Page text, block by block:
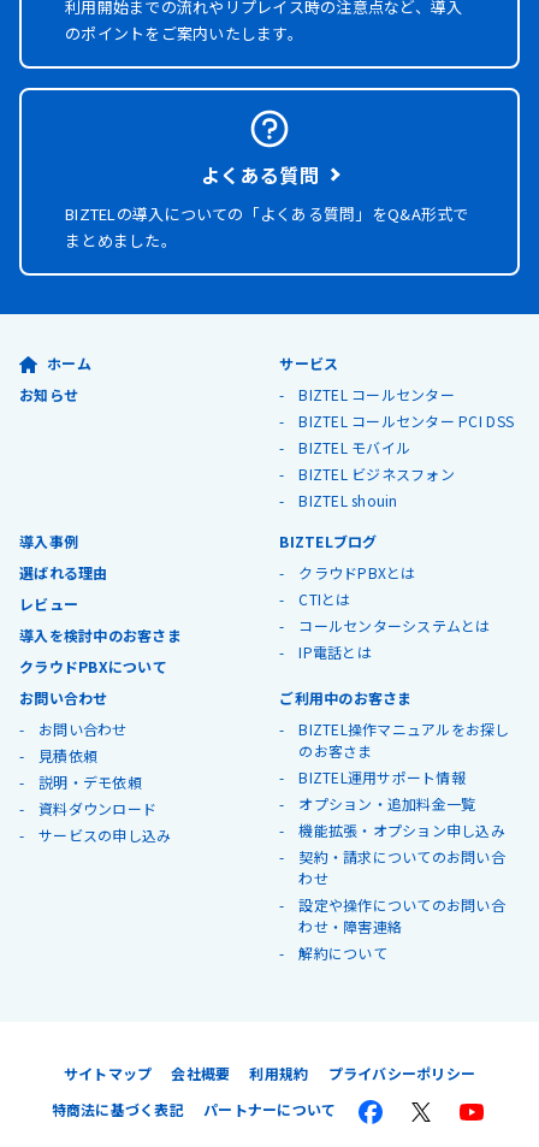
利用開始までの流れやリプレイス時の注意点など、導入
のポイントをご案内いたします。
よくある質問
BIZTELの導入についての「よくある質問」をQ&A形式で
まとめました。
ホーム
お知らせ
サービス
BIZTEL コールセンター
BIZTEL コールセンター PCI DSS
BIZTEL モバイル
BIZTEL ビジネスフォン
BIZTEL shouin
導入事例
選ばれる理由
レビュー
導入を検討中のお客さま
クラウドPBXについて
BIZTELブログ
クラウドPBXとは
CTIとは
コールセンターシステムとは
IP電話とは
お問い合わせ
お問い合わせ
見積依頼
説明・デモ依頼
資料ダウンロード
サービスの申し込み
ご利用中のお客さま
BIZTEL操作マニュアルをお探し
のお客さま
BIZTEL運用サポート情報
オプション・追加料金一覧
機能拡張・オプション申し込み
契約・請求についてのお問い合
わせ
設定や操作についてのお問い合
わせ・障害連絡
解約について
サイトマップ 会社概要 利用規約
プライバシーポリシー
特商法に基づく表記
パートナーについて